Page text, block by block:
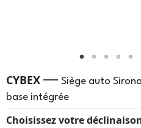
CYBEX — Siège auto
base intégrée
Choisissez votre